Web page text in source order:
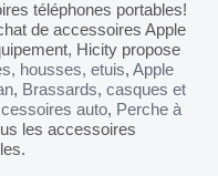
téléphones portables!
de accessoires Apple
Hicity propose
housses, etuis,Apple
, Brassards,casques et
auto, Perche à
les accessoires